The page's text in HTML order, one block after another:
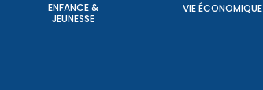
ENFANCE &
JEUNESSE
VIE ÉCONOMIQUE